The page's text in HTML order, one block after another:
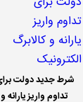
شرط جدید دولت
تداوم واریز یارانه و